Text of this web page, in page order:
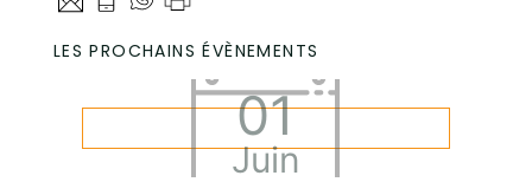
LES PROCHAINS ÉVÈNEMENTS
01
Juin